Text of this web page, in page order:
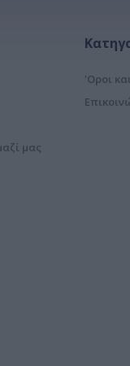
μας
'Οροι